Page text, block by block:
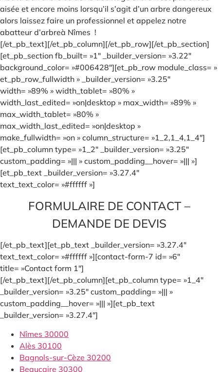
aisée et encore moins lorsqu’il s’agit d’un arbre dangereux
alors laissez faire un professionnel et appelez notre
abatteur d’arbreà Nîmes !
[/et_pb_text][/et_pb_column][/et_pb_row][/et_pb_section]
[et_pb_section fb_built= »1″ _builder_version= »3.22″
background_color= »#006428″][et_pb_row module_class= »
et_pb_row_fullwidth » _builder_version= »3.25″
width= »89% » width_tablet= »80% »
width_last_edited= »on|desktop » max_width= »89% »
max_width_tablet= »80% »
max_width_last_edited= »on|desktop »
make_fullwidth= »on » column_structure= »1_2,1_4,1_4″]
[et_pb_column type= »1_2″ _builder_version= »3.25″
custom_padding= »||| » custom_padding__hover= »||| »]
[et_pb_text _builder_version= »3.27.4″
text_text_color= »#ffffff »]
FORMULAIRE DE CONTACT –
DEMANDE DE DEVIS
[/et_pb_text][et_pb_text _builder_version= »3.27.4″
text_text_color= »#ffffff »][contact-form-7 id= »6″
title= »Contact form 1″]
[/et_pb_text][/et_pb_column][et_pb_column type= »1_4″
_builder_version= »3.25″ custom_padding= »||| »
custom_padding__hover= »||| »][et_pb_text
_builder_version= »3.27.4″]
Nîmes 30000
Alès 30100
Bagnols-sur-Cèze 30200
Beaucaire 30300